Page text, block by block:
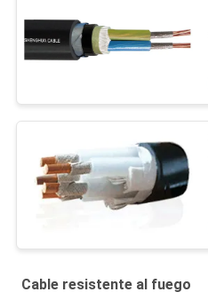
Cable resistente al fuego